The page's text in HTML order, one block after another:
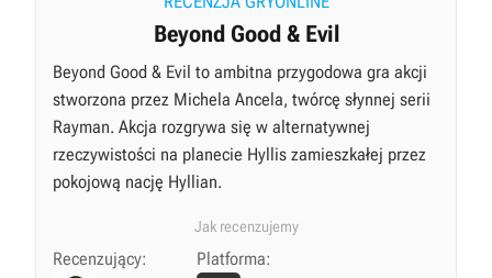
Beyond Good & Evil
Beyond Good & Evil to ambitna przygodowa gra akcji
stworzona przez Michela Ancela, twórcę słynnej serii
Rayman. Akcja rozgrywa się w alternatywnej
rzeczywistości na planecie Hyllis zamieszkałej przez
pokojową nację Hyllian.
Jak recenzujemy
Recenzujący: Platforma: